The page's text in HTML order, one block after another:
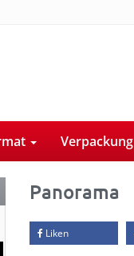
Verpackung
Panorama
Liken